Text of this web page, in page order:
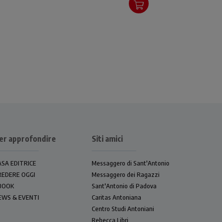
posto nel rapporto con Dio.
approfondire
EDITRICE
OGGI
& EVENTI
Siti amici
Messaggero di Sant'Antonio
Messaggero dei Ragazzi
Sant'Antonio di Padova
Caritas Antoniana
Centro Studi Antoniani
Rebecca Libri